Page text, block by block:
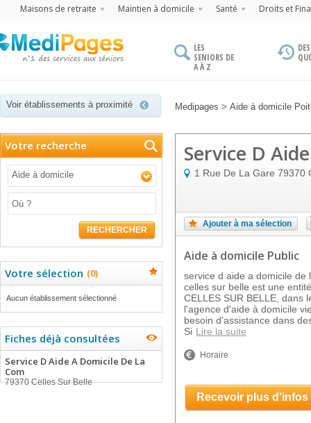
Maisons de retraite Maintien à domicile Santé Droits et
LES
SENIORS DE
A À Z
Voir établissements à proximité Medipages > Aide à domicile
Votre recherche
Aide à domicile
RECHERCHER
Votre sélection (0)
Aucun établissement sélectionné
Fiches déjà consultées
Service D Aide A Domicile De La
Com
79370 Celles Sur Belle
Service D
1 Rue De La Gare 79370
Ajouter à ma sélection
Aide à domicile Public
service d aide a domicile
celles sur belle est une
CELLES SUR BELLE, dans
l'agence d'aide à domicile
besoin d'assistance dans
Si Lire la suite
Horaire
Recevoir plus d'infos